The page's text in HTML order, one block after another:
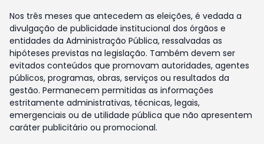
Nos três meses que antecedem as eleições, é vedada a
divulgação de publicidade institucional dos órgãos e
entidades da Administração Pública, ressalvadas as
hipóteses previstas na legislação. Também devem ser
evitados conteúdos que promovam autoridades, agentes
públicos, programas, obras, serviços ou resultados da
gestão. Permanecem permitidas as informações
estritamente administrativas, técnicas, legais,
emergenciais ou de utilidade pública que não apresentem
caráter publicitário ou promocional.